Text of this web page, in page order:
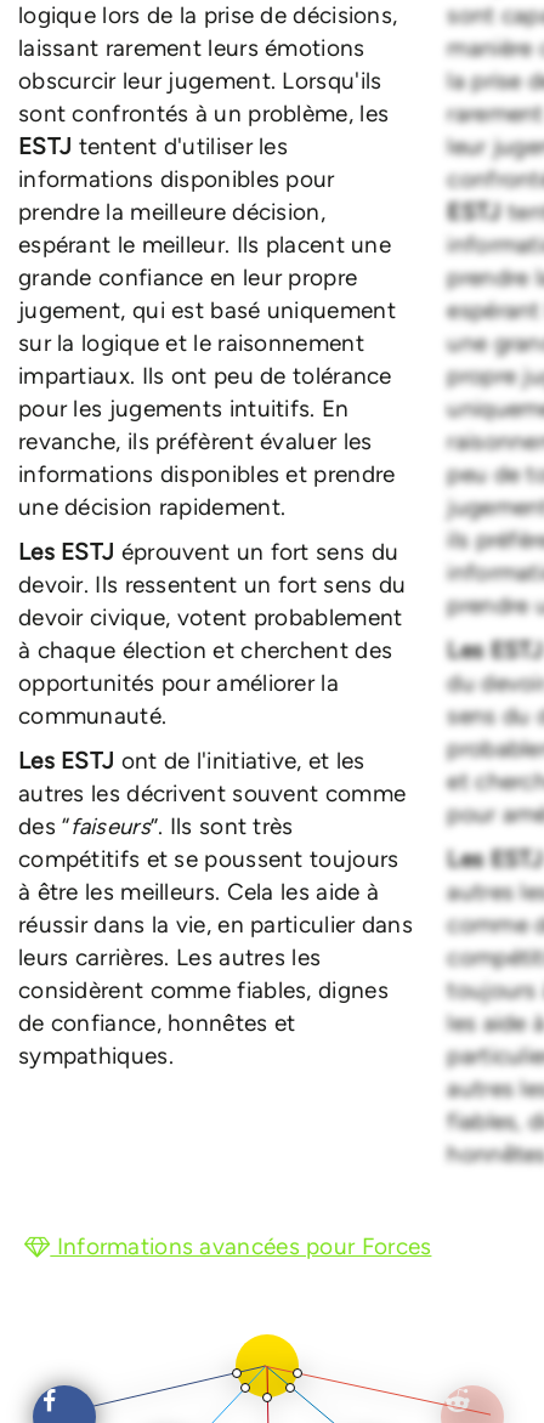
logique lors de la prise de décisions,
laissant rarement leurs émotions
obscurcir leur jugement. Lorsqu'ils
sont confrontés à un problème, les
ESTJ tentent d'utiliser les
informations disponibles pour
prendre la meilleure décision,
espérant le meilleur. Ils placent une
grande confiance en leur propre
jugement, qui est basé uniquement
sur la logique et le raisonnement
impartiaux. Ils ont peu de tolérance
pour les jugements intuitifs. En
revanche, ils préfèrent évaluer les
informations disponibles et prendre
une décision rapidement.
Les ESTJ éprouvent un fort sens du
devoir. Ils ressentent un fort sens du
devoir civique, votent probablement
à chaque élection et cherchent des
opportunités pour améliorer la
communauté.
Les ESTJ ont de l'initiative, et les
autres les décrivent souvent comme
des “faiseurs”. Ils sont très
compétitifs et se poussent toujours
à être les meilleurs. Cela les aide à
réussir dans la vie, en particulier dans
leurs carrières. Les autres les
considèrent comme fiables, dignes
de confiance, honnêtes et
sympathiques.
sont
manière
la prise
leur
ESTJ
prendre
une
propre
peu de
ils
prendre
Les
du
sens du
et
pour
Les
autres
comme
toujours
les aide
autres
fiables,
Informations avancées pour Forces